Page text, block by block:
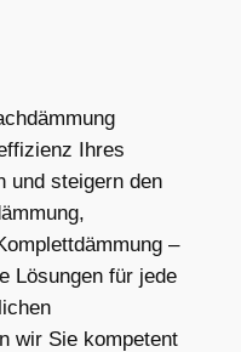
Ihres
und steigern den
–
Lösungen für jede
wir Sie kompetent